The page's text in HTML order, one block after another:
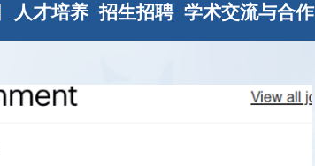
人才培养 招生招聘 学术交流与合作